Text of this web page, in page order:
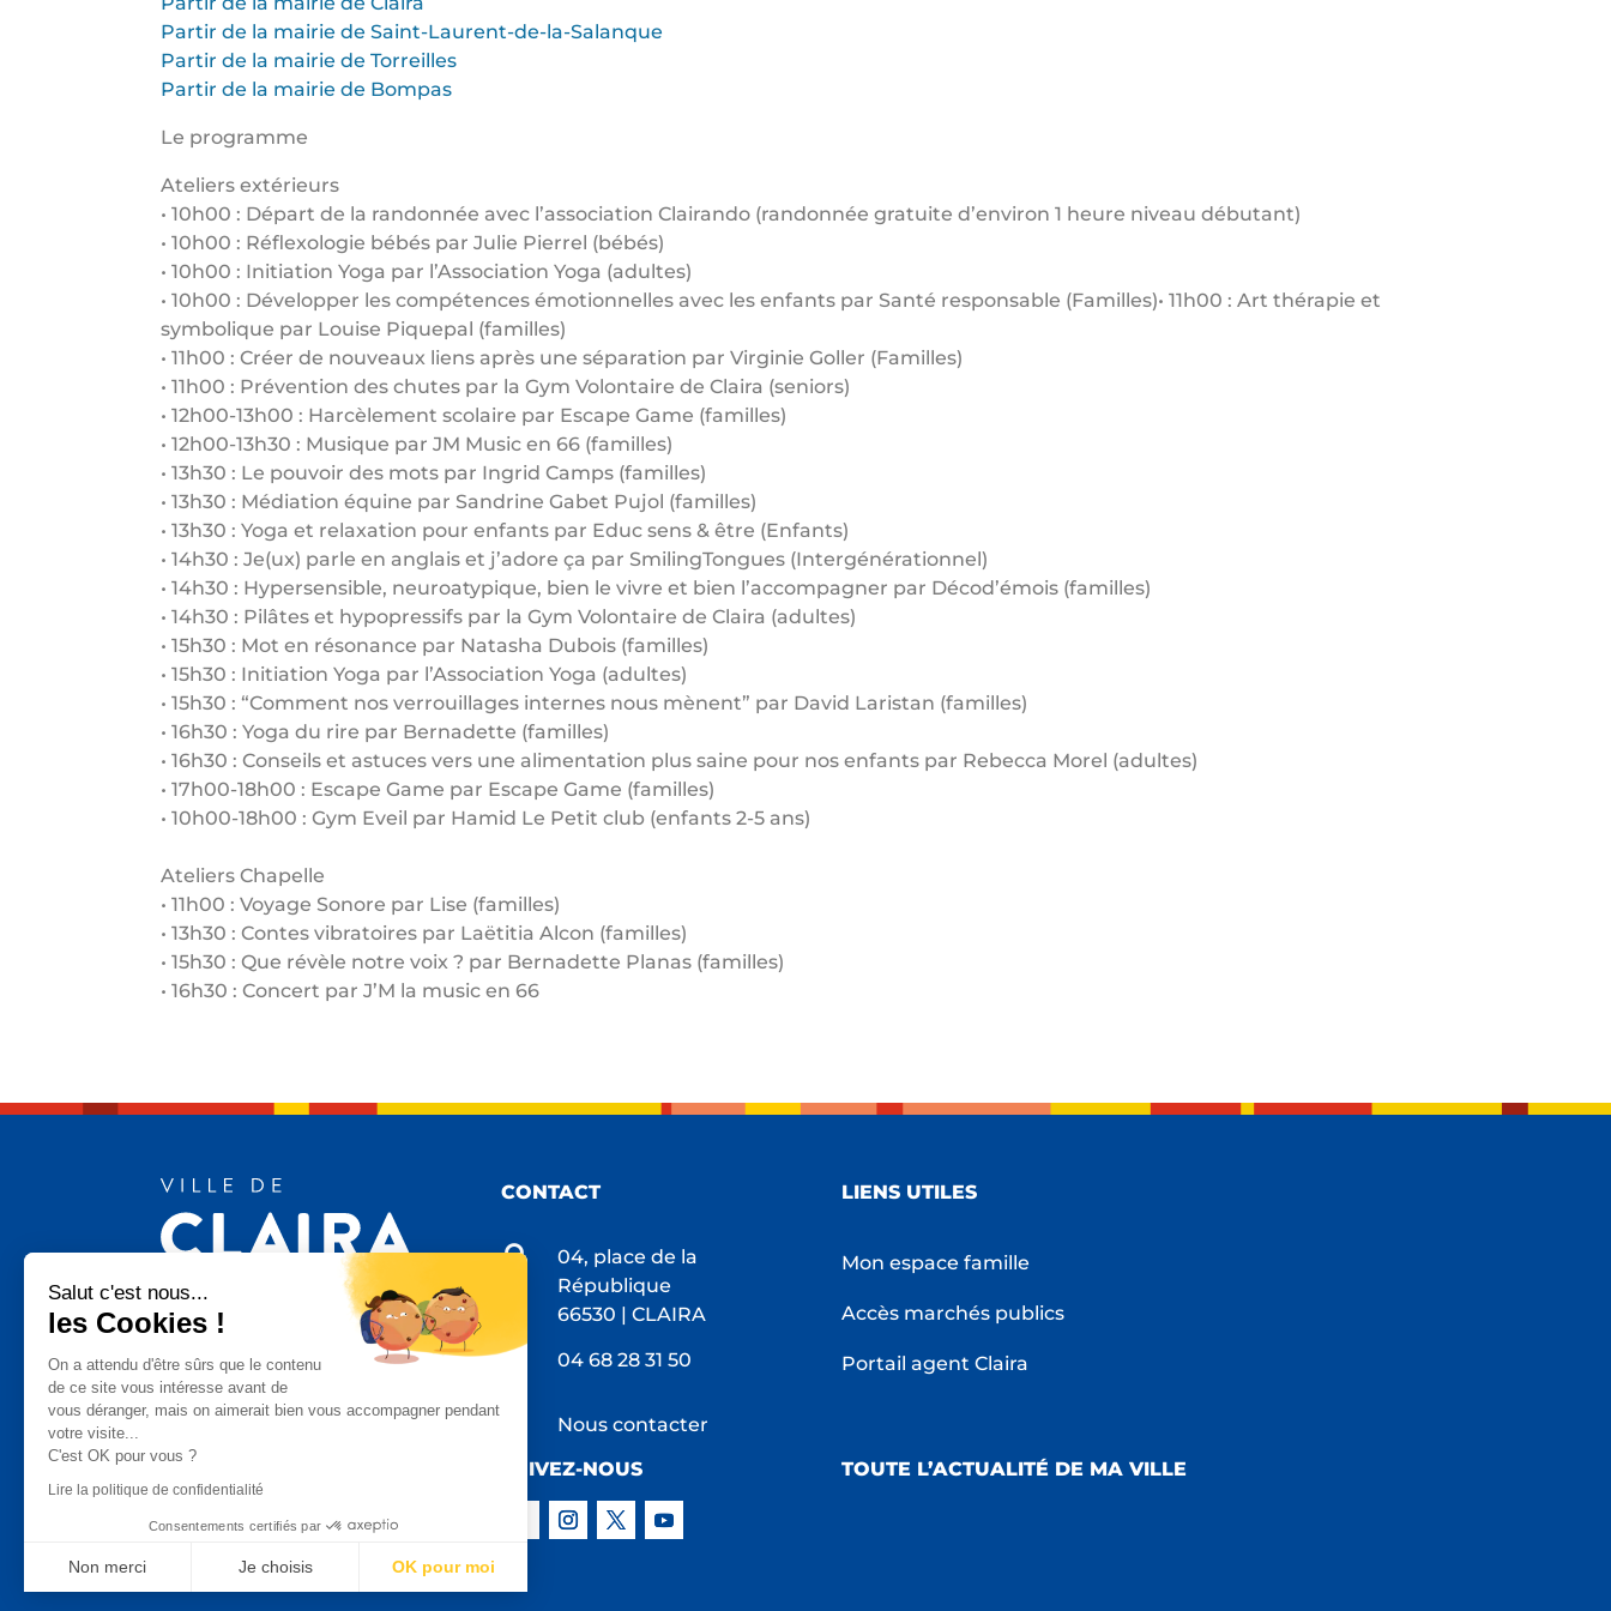
Partir de la mairie de Saint-Laurent-de-la-Salanque
Partir de la mairie de Torreilles
Partir de la mairie de Bompas
Le programme
Ateliers extérieurs
• 10h00 : Départ de la randonnée avec l’association Clairando (randonnée gratuite d’environ 1 heure niveau débutant)
• 10h00 : Réflexologie bébés par Julie Pierrel (bébés)
• 10h00 : Initiation Yoga par l’Association Yoga (adultes)
• 10h00 : Développer les compétences émotionnelles avec les enfants par Santé responsable (Familles)• 11h00 : Art thérapie et
symbolique par Louise Piquepal (familles)
• 11h00 : Créer de nouveaux liens après une séparation par Virginie Goller (Familles)
• 11h00 : Prévention des chutes par la Gym Volontaire de Claira (seniors)
• 12h00-13h00 : Harcèlement scolaire par Escape Game (familles)
• 12h00-13h30 : Musique par JM Music en 66 (familles)
• 13h30 : Le pouvoir des mots par Ingrid Camps (familles)
• 13h30 : Médiation équine par Sandrine Gabet Pujol (familles)
• 13h30 : Yoga et relaxation pour enfants par Educ sens & être (Enfants)
• 14h30 : Je(ux) parle en anglais et j’adore ça par SmilingTongues (Intergénérationnel)
• 14h30 : Hypersensible, neuroatypique, bien le vivre et bien l’accompagner par Décod’émois (familles)
• 14h30 : Pilâtes et hypopressifs par la Gym Volontaire de Claira (adultes)
• 15h30 : Mot en résonance par Natasha Dubois (familles)
• 15h30 : Initiation Yoga par l’Association Yoga (adultes)
• 15h30 : “Comment nos verrouillages internes nous mènent” par David Laristan (familles)
• 16h30 : Yoga du rire par Bernadette (familles)
• 16h30 : Conseils et astuces vers une alimentation plus saine pour nos enfants par Rebecca Morel (adultes)
• 17h00-18h00 : Escape Game par Escape Game (familles)
• 10h00-18h00 : Gym Eveil par Hamid Le Petit club (enfants 2-5 ans)
Ateliers Chapelle
• 11h00 : Voyage Sonore par Lise (familles)
• 13h30 : Contes vibratoires par Laëtitia Alcon (familles)
• 15h30 : Que révèle notre voix ? par Bernadette Planas (familles)
• 16h30 : Concert par J’M la music en 66
CONTACT

04, place de la
République
66530 | CLAIRA
 04 68 28 31 50
Nous contacter
LIENS UTILES
Mon espace famille
Accès marchés publics
Portail agent Claira
SUIVEZ-NOUS TOUTE L’ACTUALITÉ DE MA VILLE
Salut c'est nous...
les Cookies !
On a attendu d'être sûrs que le contenu
de ce site vous intéresse avant de
vous déranger, mais on aimerait bien vous accompagner pendant
votre visite...
C'est OK pour vous ?
Lire la politique de confidentialité
Consentements certifiés par
Non merci Je choisis OK pour moi